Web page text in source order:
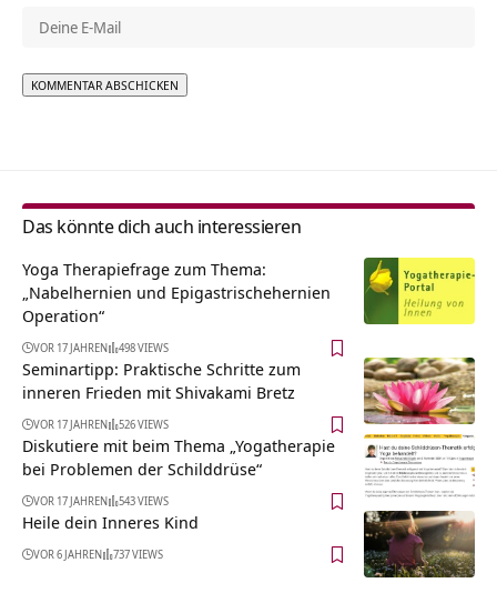
Das könnte dich auch interessieren
Yoga Therapiefrage zum Thema:
„Nabelhernien und Epigastrischehernien
Operation“
VOR 17 JAHREN 498 VIEWS
Seminartipp: Praktische Schritte zum
inneren Frieden mit Shivakami Bretz
VOR 17 JAHREN 526 VIEWS
Diskutiere mit beim Thema „Yogatherapie
bei Problemen der Schilddrüse“
VOR 17 JAHREN 543 VIEWS
Heile dein Inneres Kind
VOR 6 JAHREN 737 VIEWS